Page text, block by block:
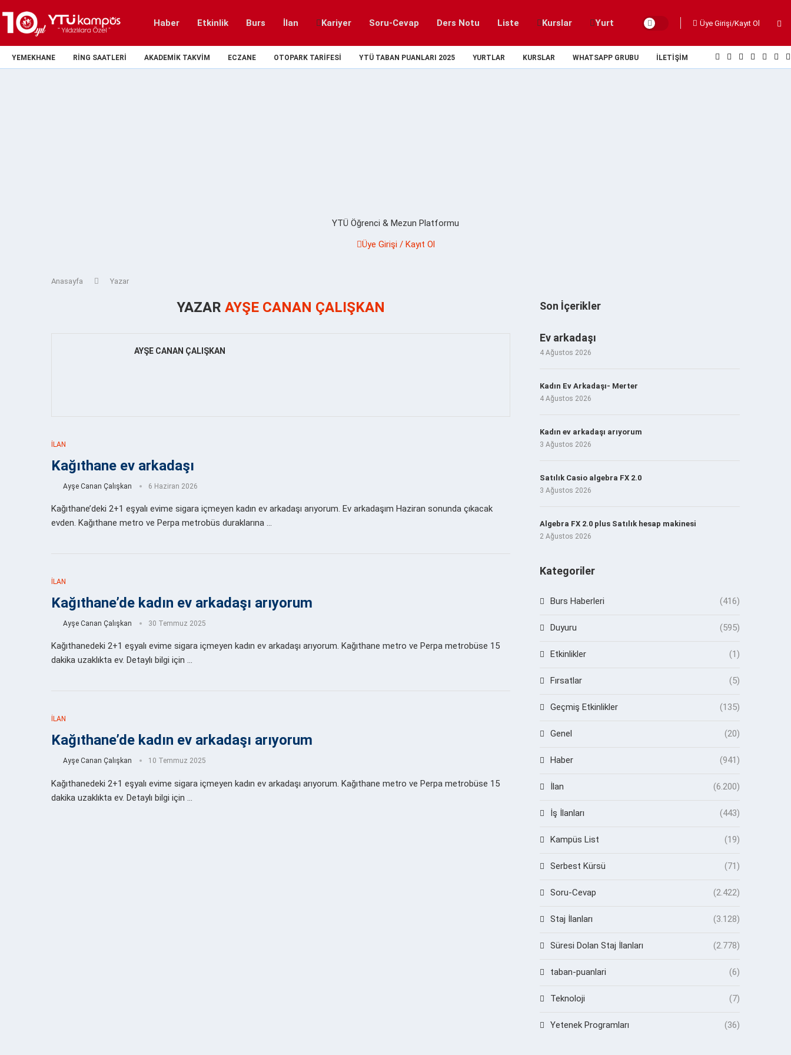
Haber Etkinlik Burs İlan Kariyer Soru-Cevap Ders Notu Liste Kurslar Yurt Üye Girişi/Kayıt Ol
YEMEKHANE RING SAATLERI AKADEMIK TAKVIM ECZANE OTOPARK TARIFESI YTÜ TABAN PUANLARI 2025 YURTLAR KURSLAR WHATSAPP GRUBU İLETIŞIM
YTÜ Öğrenci & Mezun Platformu
Üye Girişi / Kayıt Ol
Anasayfa Yazar
YAZAR AYŞE CANAN ÇALIŞKAN
AYŞE CANAN ÇALIŞKAN
İLAN
Kağıthane ev arkadaşı
Ayşe Canan Çalışkan 6 Haziran 2026
Kağıthane’deki 2+1 eşyalı evime sigara içmeyen kadın ev arkadaşı arıyorum. Ev arkadaşım Haziran sonunda çıkacak
evden. Kağıthane metro ve Perpa metrobüs duraklarına …
İLAN
Kağıthane’de kadın ev arkadaşı arıyorum
Ayşe Canan Çalışkan 30 Temmuz 2025
Kağıthanedeki 2+1 eşyalı evime sigara içmeyen kadın ev arkadaşı arıyorum. Kağıthane metro ve Perpa metrobüse 15
dakika uzaklıkta ev. Detaylı bilgi için …
İLAN
Kağıthane’de kadın ev arkadaşı arıyorum
Ayşe Canan Çalışkan 10 Temmuz 2025
Kağıthanedeki 2+1 eşyalı evime sigara içmeyen kadın ev arkadaşı arıyorum. Kağıthane metro ve Perpa metrobüse 15
dakika uzaklıkta ev. Detaylı bilgi için …
Son İçerikler
Ev arkadaşı
4 Ağustos 2026
Kadın Ev Arkadaşı- Merter
4 Ağustos 2026
Kadın ev arkadaşı arıyorum
3 Ağustos 2026
Satılık Casio algebra FX 2.0
3 Ağustos 2026
Algebra FX 2.0 plus Satılık hesap makinesi
2 Ağustos 2026
Kategoriler
Burs Haberleri (416)
Duyuru (595)
Etkinlikler (1)
Fırsatlar (5)
Geçmiş Etkinlikler (135)
Genel (20)
Haber (941)
İlan (6.200)
İş İlanları (443)
Kampüs List (19)
Serbest Kürsü (71)
Soru-Cevap (2.422)
Staj İlanları (3.128)
Süresi Dolan Staj İlanları (2.778)
taban-puanlari (6)
Teknoloji (7)
Yetenek Programları (36)